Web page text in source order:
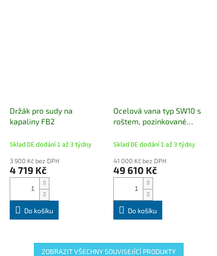
Držák pro sudy na
kapaliny FB2
Sklad DE dodání 1 až 3 týdny
3 900 Kč bez DPH
4 719 Kč
Do košíku
Ocelová vana typ SW10 s
roštem, pozinkované
kg, objem jímky 462 l,
Sklad DE dodání 1 až 3 týdny
41 000 Kč bez DPH
49 610 Kč
Do košíku
ZOBRAZIT VŠECHNY SOUVISEJÍCÍ PRODUKTY